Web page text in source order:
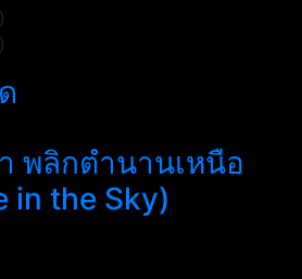
พลิกตำนานเหนือ
in the Sky)